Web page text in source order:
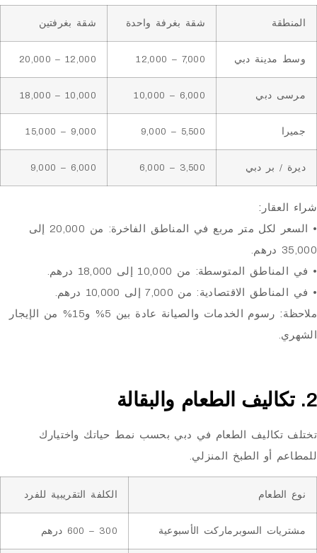
شقة بغرفة واحدة شقة بغرفتين
دبي 7,000 – 12,000
دبي
بر دبي
• السعر لكل متر مربع في المناطق الفاخرة: من 20,000 إلى
من 10,000 إلى 18,000 درهم.
من 7,000 إلى 10,000 درهم.
رسوم الخدمات والصيانة عادة بين 5% و15% من الإيجار
الطعام في دبي بحسب نمط حياتك واختيارك
أو الطبخ المنزلي.
الكلفة التقريبية للفرد
السوبرماركت الأسبوعية